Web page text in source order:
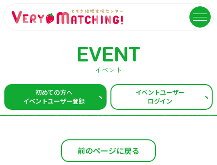
イベントユーザーログイン
MATCHING
マッチング
ご成婚カップルメッセージ
EVENT
イベント
イベントガイド
自治体等イベント一覧
EVENT
イベント
初めての方へ
イベントユーザー登録
イベントユーザー
ログイン
前のページに戻る